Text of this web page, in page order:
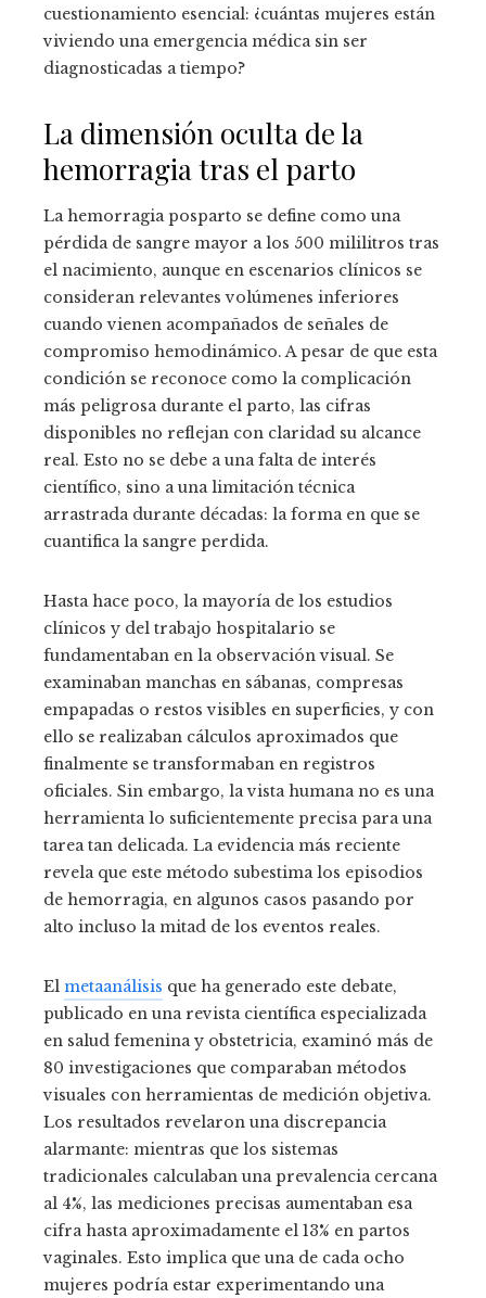
cuestionamiento esencial: ¿cuántas mujeres están
viviendo una emergencia médica sin ser
diagnosticadas a tiempo?
La dimensión oculta de la
hemorragia tras el parto
La hemorragia posparto se define como una
pérdida de sangre mayor a los 500 mililitros tras
el nacimiento, aunque en escenarios clínicos se
consideran relevantes volúmenes inferiores
cuando vienen acompañados de señales de
compromiso hemodinámico. A pesar de que esta
condición se reconoce como la complicación
más peligrosa durante el parto, las cifras
disponibles no reflejan con claridad su alcance
real. Esto no se debe a una falta de interés
científico, sino a una limitación técnica
arrastrada durante décadas: la forma en que se
cuantifica la sangre perdida.
Hasta hace poco, la mayoría de los estudios
clínicos y del trabajo hospitalario se
fundamentaban en la observación visual. Se
examinaban manchas en sábanas, compresas
empapadas o restos visibles en superficies, y con
ello se realizaban cálculos aproximados que
finalmente se transformaban en registros
oficiales. Sin embargo, la vista humana no es una
herramienta lo suficientemente precisa para una
tarea tan delicada. La evidencia más reciente
revela que este método subestima los episodios
de hemorragia, en algunos casos pasando por
alto incluso la mitad de los eventos reales.
El metaanálisis que ha generado este debate,
publicado en una revista científica especializada
en salud femenina y obstetricia, examinó más de
80 investigaciones que comparaban métodos
visuales con herramientas de medición objetiva.
Los resultados revelaron una discrepancia
alarmante: mientras que los sistemas
tradicionales calculaban una prevalencia cercana
al 4%, las mediciones precisas aumentaban esa
cifra hasta aproximadamente el 13% en partos
vaginales. Esto implica que una de cada ocho
mujeres podría estar experimentando una